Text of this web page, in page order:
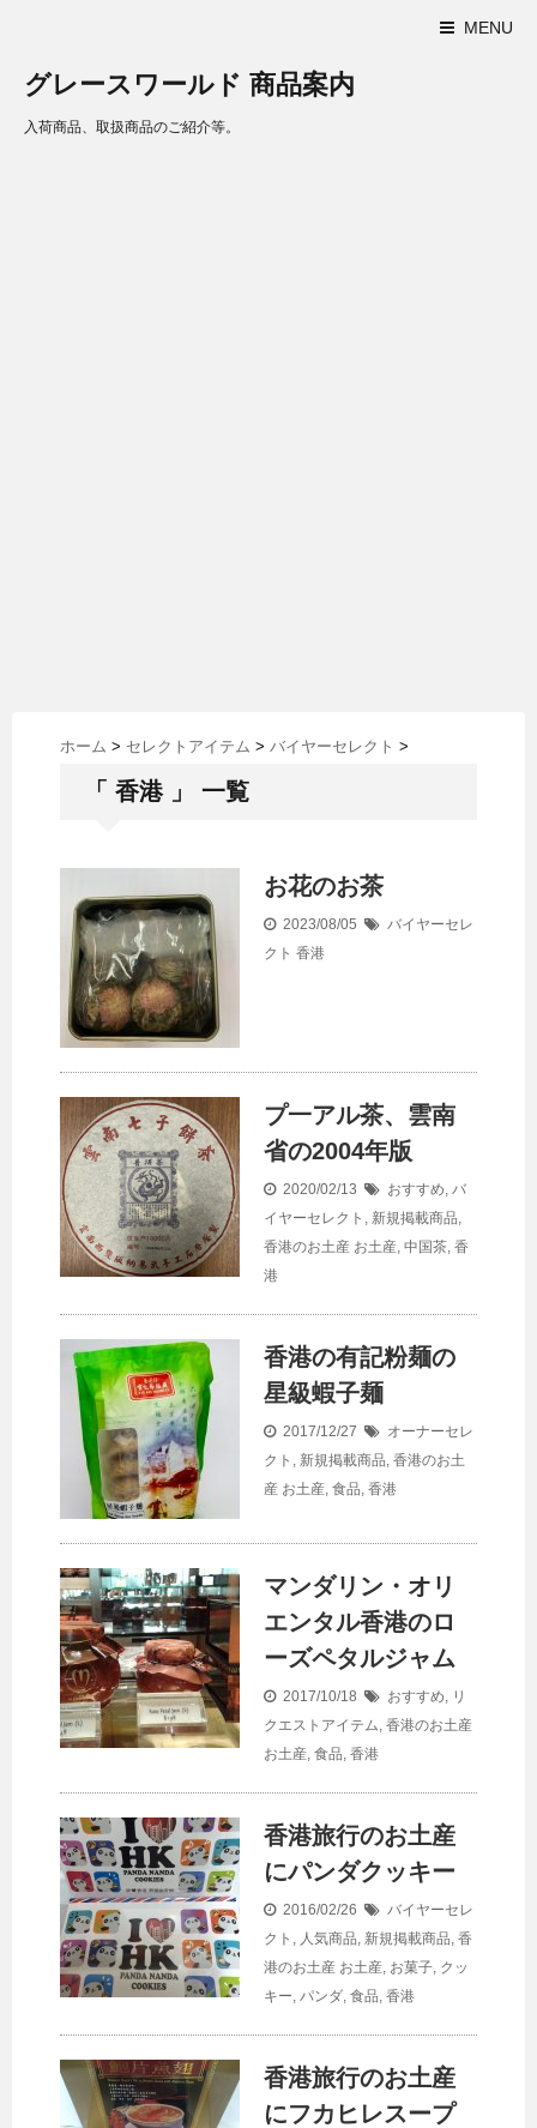
MENU
グレースワールド 商品案内
入荷商品、取扱商品のご紹介等。
ホーム > セレクトアイテム > バイヤーセレクト >
「 香港 」 一覧
お花のお茶
2023/08/05
バイヤーセレ
クト 香港
プ一アル茶、雲南
省の2004年版
2020/02/13 おすすめ, バ
イヤーセレクト , 新規掲載商品,
香港のお土産 お土産, 中国茶, 香
港
香港の有記粉麺の
星級蝦子麺
2017/12/27
オーナーセレ
クト , 新規掲載商品, 香港のお土
産 お土産, 食品, 香港
マンダリン・オリ
エンタル香港のロ
ーズペタルジャム
2017/10/18 おすすめ, リ
クエストアイテム, 香港のお土産
お土産, 食品, 香港
香港旅行のお土産
にパンダクッキー
2016/02/26
バイヤーセレ
クト , 人気商品, 新規掲載商品, 香
港のお土産 お土産, お菓子, クッ
キー, パンダ, 食品, 香港
香港旅行のお土産
にフカヒレスープ